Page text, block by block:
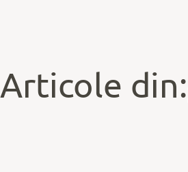
Articole din: